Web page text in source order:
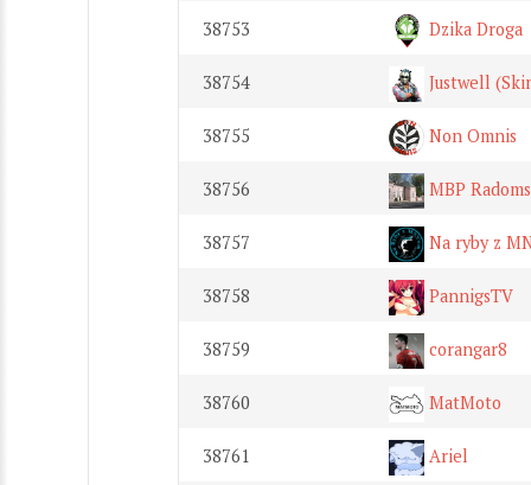
38753 Dzika Droga
38754 Justwell
38755 Non Omnis
38756 MBP
38757 Na ryby z
38758 PannigsTV
38759 corangar8
38760 MatMoto
38761 Ariel